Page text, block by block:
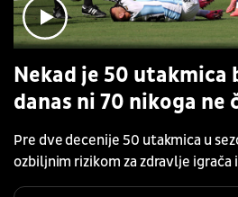
Nekad je 50 utakmica
danas ni 70 nikoga ne
Pre dve decenije 50 utakmica u
ozbiljnim rizikom za zdravlje